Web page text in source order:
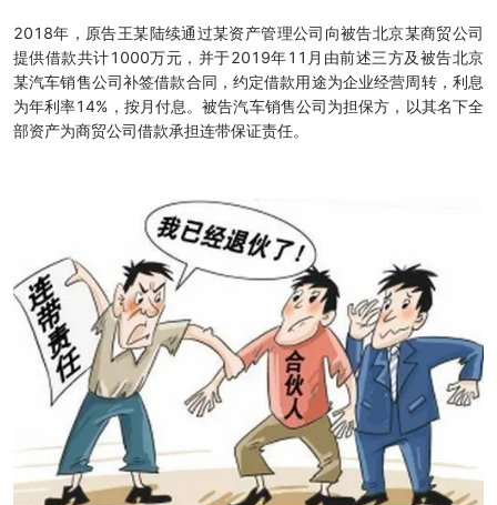
2018年，原告王某陆续通过某资产管理公司向被告北京某商贸公司
提供借款共计1000万元，并于2019年11月由前述三方及被告北京
某汽车销售公司补签借款合同，约定借款用途为企业经营周转，利息
为年利率14%，按月付息。被告汽车销售公司为担保方，以其名下全
部资产为商贸公司借款承担连带保证责任。